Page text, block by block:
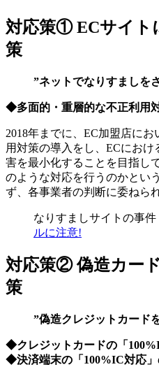
対応策① ECサイト
策
”ネットでなりすましを
◆多⾯的・重層的な不正利用
2018年までに、EC加盟店に
用対策の導入をし、ECにお
害を最小化することを目指し
のような対応を行うのかとい
ず、各事業者の判断に委ねら
なりすましサイトの事件
ルに注意!
対応策② 偽造カー
策
”偽造クレジットカード
◆クレジットカードの「
◆決済端末の「100%IC対応